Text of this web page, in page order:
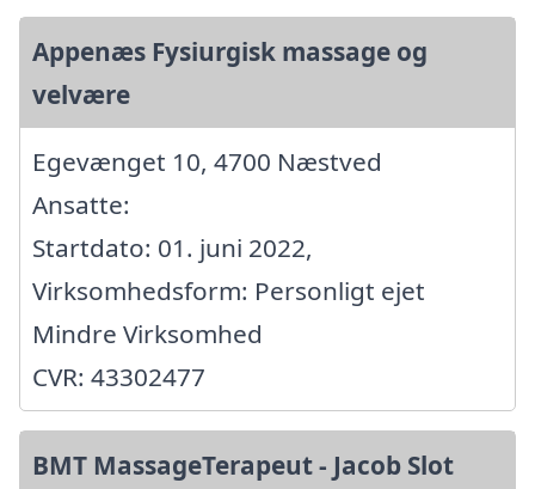
Appenæs Fysiurgisk massage og
velvære
Egevænget 10, 4700 Næstved
Ansatte:
Startdato: 01. juni 2022,
Virksomhedsform: Personligt ejet
Mindre Virksomhed
CVR: 43302477
BMT MassageTerapeut - Jacob Slot